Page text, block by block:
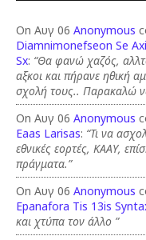
On Αυγ 06 Anonymous
Diamnimonefseon Se
Sx: “Θα φανώ χαζός,
αξκοι και πήρανε ηθική
σχολή τους.. Παρακαλώ
On Αυγ 06 Anonymous
Eaas Larisas: “Τι να
εθνικές εορτές, ΚΑΑΥ,
πράγματα.”
On Αυγ 06 Anonymous
Epanafora Tis 13is
και χτύπα τον άλλο ”